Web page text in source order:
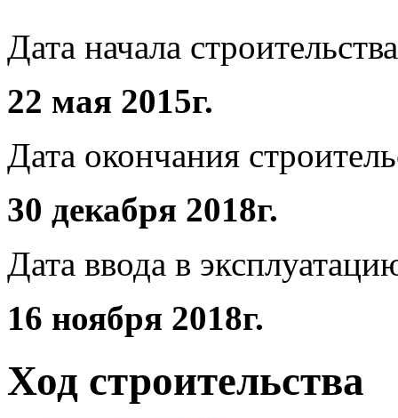
Дата начала
22 мая 2015г.
Дата окончания
30 декабря 2018г.
Дата ввода в
16 ноября 2018г.
Ход строительства